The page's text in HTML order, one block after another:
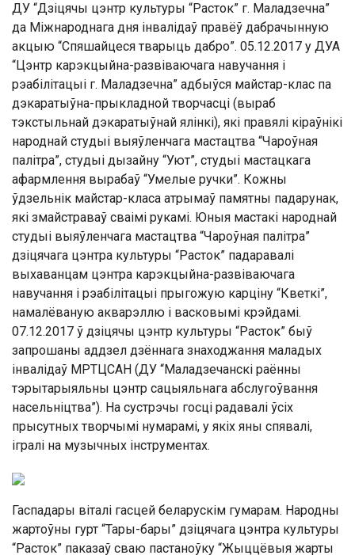
ДУ “Дзіцячы цэнтр культуры “Расток” г. Маладзечна”
да Міжнароднага дня інвалідаў правёў дабрачынную
акцыю “Спяшайцеся тварыць дабро”. 05.12.2017 у ДУА
“Цэнтр карэкцыйна-развіваючага навучання і
рэабілітацыі г. Маладзечна” адбыўся майстар-клас па
дэкаратыўна-прыкладной творчасці (выраб
тэкстыльнай дэкаратыўнай ялінкі), які правялі кіраўнікі
народнай студыі выяўленчага мастацтва “Чароўная
палітра”, студыі дызайну “Уют”, студыі мастацкага
афармлення вырабаў “Умелые ручки”. Кожны
ўдзельнік майстар-класа атрымаў памятны падарунак,
які змайстраваў сваімі рукамі. Юныя мастакі народнай
студыі выяўленчага мастацтва “Чароўная палітра”
дзіцячага цэнтра культуры “Расток” падаравалі
выхаванцам цэнтра карэкцыйна-развіваючага
навучання і рэабілітацыі прыгожую карціну “Кветкі”,
намалёваную акварэллю і васковымі крэйдамі.
07.12.2017 ў дзіцячы цэнтр культуры “Расток” быў
запрошаны аддзел дзённага знаходжання маладых
інвалідаў МРТЦСАН (ДУ “Маладзечанскі раённы
тэрытарыяльны цэнтр сацыяльнага абслугоўвання
насельніцтва”). На сустрэчы госці радавалі ўсіх
прысутных творчымі нумарамі, у якіх яны спявалі,
ігралі на музычных інструментах.
Гаспадары віталі гасцей беларускім гумарам. Народны
жартоўны гурт “Тары-бары” дзіцячага цэнтра культуры
“Расток” паказаў сваю пастаноўку “Жыццёвыя жарты